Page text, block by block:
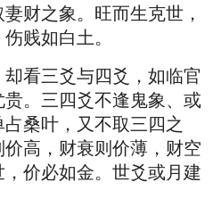
财之象。旺而生克世，
贱如白土。
看三爻与四爻，如临官
。三四爻不逢鬼象、或
桑叶，又不取三四之
高，财衰则价薄，财空
价必如金。世爻或月建